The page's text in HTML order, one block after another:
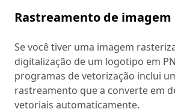
Rastreamento de imagem
Se você tiver uma imagem
digitalização de um logotipo em
programas de vetorização inclui
rastreamento que a converte em
vetoriais automaticamente.